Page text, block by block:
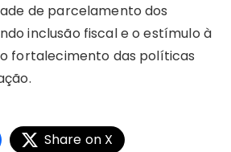
de parcelamento dos
inclusão fiscal e o estímulo à
fortalecimento das políticas
Share on X